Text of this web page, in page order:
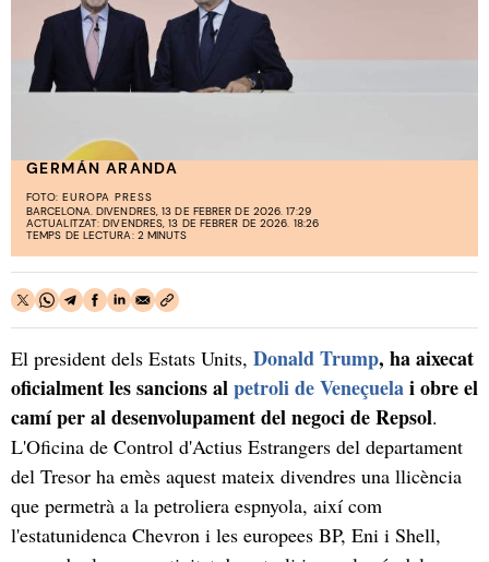
GERMÁN ARANDA
FOTO: EUROPA PRESS
BARCELONA. DIVENDRES, 13 DE FEBRER DE 2026. 17:29
ACTUALITZAT: DIVENDRES, 13 DE FEBRER DE 2026. 18:26
TEMPS DE LECTURA: 2 MINUTS
El president dels Estats Units, Donald Trump, ha aixecat
oficialment les sancions alpetroli de Veneçuelai obre el
camí per al desenvolupament del negoci de Repsol.
L'Oficina de Control d'Actius Estrangers del departament
del Tresor ha emès aquest mateix divendres una llicència
que permetrà a la petroliera espnyola, així com
l'estatunidenca Chevron i les europees BP, Eni i Shell,